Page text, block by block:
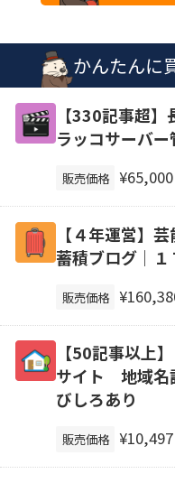
かんたんに
【330記事超
ラッコサーバ
販売価格 ¥65,000
【４年運営】
蓄積ブログ｜
販売価格
【50記事以上
サイト 地域名
びしろあり
販売価格 ¥10,497